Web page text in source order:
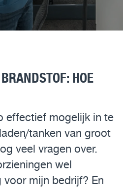
MAN
HOE
effectief mogelijk in te
tanken van groot
veel vragen over.
wel
mijn bedrijf? En